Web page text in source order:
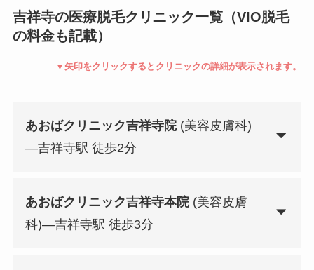
吉祥寺の医療脱毛クリニック一覧（VIO脱毛
の料金も記載）
▼矢印をクリックするとクリニックの詳細が表示されます。
あおばクリニック吉祥寺院(美容皮膚科)
—吉祥寺駅 徒歩2分
あおばクリニック吉祥寺本院(美容皮膚
科)—吉祥寺駅 徒歩3分